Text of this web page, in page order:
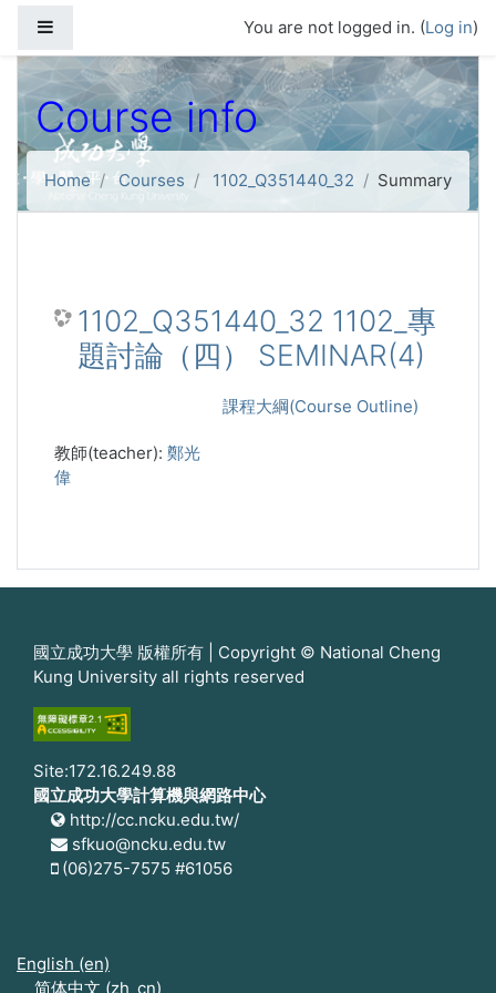
You are not logged in. (Log in)
Course info
Home Courses 1102_Q351440_32 Summary
1102_Q351440_32 1102_專
題討論（四） SEMINAR(4)
課程大綱(Course Outline)
教師(teacher): 鄭光
偉
國立成功大學 版權所有 | Copyright © National Cheng
Kung University all rights reserved
Site:172.16.249.88
國立成功大學計算機與網路中心
http://cc.ncku.edu.tw/
sfkuo@ncku.edu.tw
(06)275-7575 #61056
English ‎(en)‎
简体中文 ‎(zh_cn)‎